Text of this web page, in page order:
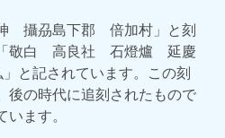
攝刕島下郡 倍加村」と刻
「敬白 高良社 石燈爐 延慶
記されています。この刻
後の時代に追刻されたもので
ます。